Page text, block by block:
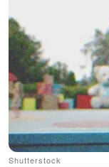
Shutterstock